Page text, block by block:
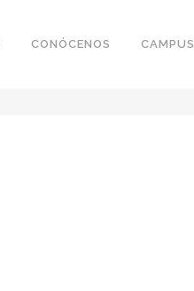
CONÓCENOS CAMPUS